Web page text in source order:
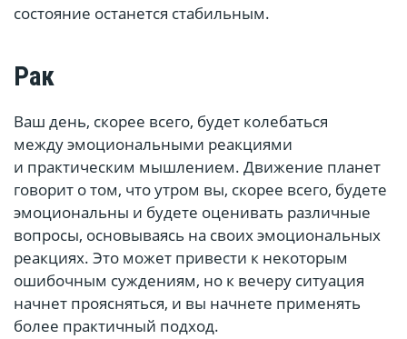
состояние останется стабильным.
Рак
Ваш день, скорее всего, будет колебаться
между эмоциональными реакциями
и практическим мышлением. Движение планет
говорит о том, что утром вы, скорее всего, будете
эмоциональны и будете оценивать различные
вопросы, основываясь на своих эмоциональных
реакциях. Это может привести к некоторым
ошибочным суждениям, но к вечеру ситуация
начнет проясняться, и вы начнете применять
более практичный подход.